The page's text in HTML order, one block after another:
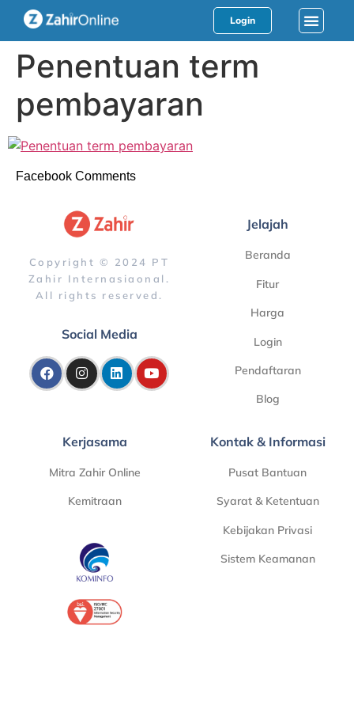
Login
Penentuan term
pembayaran
Facebook Comments
Copyright © 2024 PT
Zahir Internasiaonal.
All rights reserved.
Social Media
Jelajah
Beranda
Fitur
Harga
Login
Pendaftaran
Blog
Kerjasama
Mitra Zahir Online
Kemitraan
Kontak & Informasi
Pusat Bantuan
Syarat & Ketentuan
Kebijakan Privasi
Sistem Keamanan